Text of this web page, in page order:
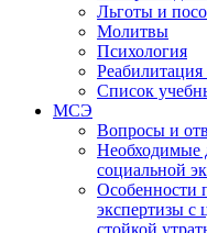
Льготы и
Молитвы
Психология
Список
МСЭ
Вопросы и
Необходимые
социальной
Особенности
экспертизы с
стойкой